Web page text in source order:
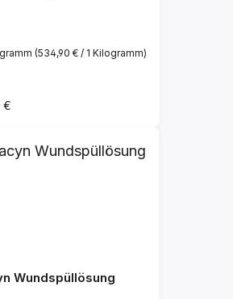
(534,90 € / 1 Kilogramm)
€
Wundspüllösung